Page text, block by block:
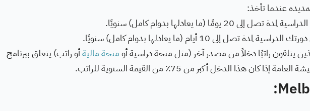
عندما تأخذ:
20 يومًا (ما يعادلها بدوام كامل) سنويًا.
تصل إلى 10 أيام (ما يعادلها بدوام كامل) سنويًا.
يتلقون راتبًا دخلاً من مصدر آخر (مثل منحة دراسية أومنحة ماليةأو راتب) يتعلق ببرنامج
كان هذا الدخل أكبر من 75٪ من القيمة السنوية للراتب.